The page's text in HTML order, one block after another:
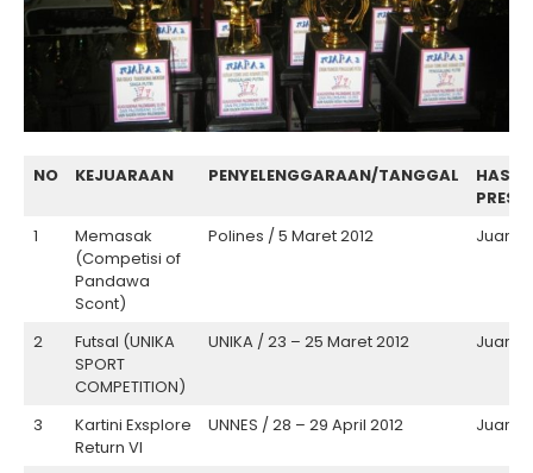
NO KEJUARAAN PENYELENGGARAAN/TANGGAL
HASIL
1
Memasak
(Competisi of
Pandawa
Scont)
Polines / 5 Maret 2012 Juara I
2
Futsal (UNIKA
SPORT
COMPETITION)
UNIKA / 23 – 25 Maret 2012 Juara II
3
Kartini Exsplore
Return VI
UNNES / 28 – 29 April 2012 Juara I